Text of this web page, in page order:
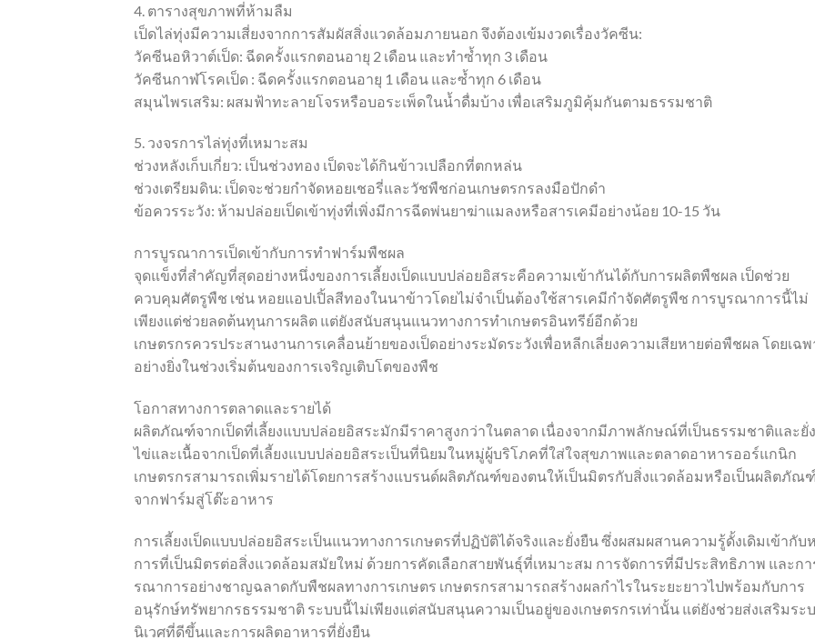
4. ตารางสุขภาพที่ห้ามลืม
เป็ดไล่ทุ่งมีความเสี่ยงจากการสัมผัสสิ่งแวดล้อมภายนอก จึงต้องเข้มงวดเรื่องวัคซีน:
วัคซีนอหิวาต์เป็ด: ฉีดครั้งแรกตอนอายุ 2 เดือน และทำซ้ำทุก 3 เดือน
วัคซีนกาฬโรคเป็ด : ฉีดครั้งแรกตอนอายุ 1 เดือน และซ้ำทุก 6 เดือน
สมุนไพรเสริม: ผสมฟ้าทะลายโจรหรือบอระเพ็ดในน้ำดื่มบ้าง เพื่อเสริมภูมิคุ้มกันตามธรรมชาติ
5. วงจรการไล่ทุ่งที่เหมาะสม
ช่วงหลังเก็บเกี่ยว: เป็นช่วงทอง เป็ดจะได้กินข้าวเปลือกที่ตกหล่น
ช่วงเตรียมดิน: เป็ดจะช่วยกำจัดหอยเชอรี่และวัชพืชก่อนเกษตรกรลงมือปักดำ
ข้อควรระวัง: ห้ามปล่อยเป็ดเข้าทุ่งที่เพิ่งมีการฉีดพ่นยาฆ่าแมลงหรือสารเคมีอย่างน้อย 10-15 วัน
การบูรณาการเป็ดเข้ากับการทำฟาร์มพืชผล
จุดแข็งที่สำคัญที่สุดอย่างหนึ่งของการเลี้ยงเป็ดแบบปล่อยอิสระคือความเข้ากันได้กับการผลิตพืชผล เป็ดช่วย
ควบคุมศัตรูพืช เช่น หอยแอปเปิ้ลสีทองในนาข้าวโดยไม่จำเป็นต้องใช้สารเคมีกำจัดศัตรูพืช การบูรณาการนี้ไม่
เพียงแต่ช่วยลดต้นทุนการผลิต แต่ยังสนับสนุนแนวทางการทำเกษตรอินทรีย์อีกด้วย
เกษตรกรควรประสานงานการเคลื่อนย้ายของเป็ดอย่างระมัดระวังเพื่อหลีกเลี่ยงความเสียหายต่อพืชผล โดยเฉพ
อย่างยิ่งในช่วงเริ่มต้นของการเจริญเติบโตของพืช
โอกาสทางการตลาดและรายได้
ผลิตภัณฑ์จากเป็ดที่เลี้ยงแบบปล่อยอิสระมักมีราคาสูงกว่าในตลาด เนื่องจากมีภาพลักษณ์ที่เป็นธรรมชาติและยั่
ไข่และเนื้อจากเป็ดที่เลี้ยงแบบปล่อยอิสระเป็นที่นิยมในหมู่ผู้บริโภคที่ใส่ใจสุขภาพและตลาดอาหารออร์แกนิก
เกษตรกรสามารถเพิ่มรายได้โดยการสร้างแบรนด์ผลิตภัณฑ์ของตนให้เป็นมิตรกับสิ่งแวดล้อมหรือเป็นผลิตภัณฑ์
จากฟาร์มสู่โต๊ะอาหาร
การเลี้ยงเป็ดแบบปล่อยอิสระเป็นแนวทางการเกษตรที่ปฏิบัติได้จริงและยั่งยืน ซึ่งผสมผสานความรู้ดั้งเดิมเข้ากับ
การที่เป็นมิตรต่อสิ่งแวดล้อมสมัยใหม่ ด้วยการคัดเลือกสายพันธุ์ที่เหมาะสม การจัดการที่มีประสิทธิภาพ และกา
รณาการอย่างชาญฉลาดกับพืชผลทางการเกษตร เกษตรกรสามารถสร้างผลกำไรในระยะยาวไปพร้อมกับการ
อนุรักษ์ทรัพยากรธรรมชาติ ระบบนี้ไม่เพียงแต่สนับสนุนความเป็นอยู่ของเกษตรกรเท่านั้น แต่ยังช่วยส่งเสริมระ
นิเวศที่ดีขึ้นและการผลิตอาหารที่ยั่งยืน